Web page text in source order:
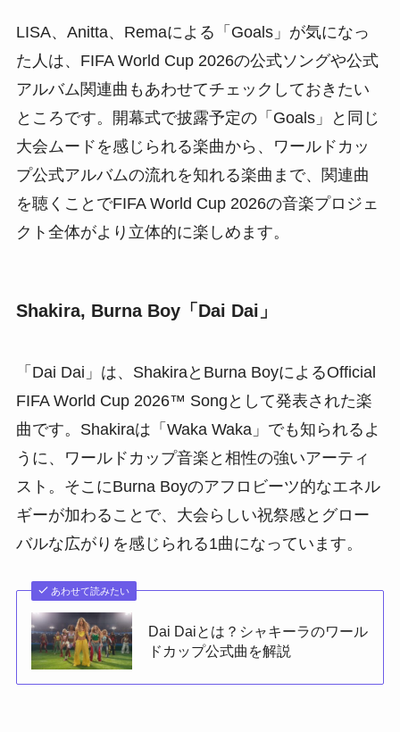
LISA、Anitta、Remaによる「Goals」が気になっ
た人は、FIFA World Cup 2026の公式ソングや公式
アルバム関連曲もあわせてチェックしておきたい
ところです。開幕式で披露予定の「Goals」と同じ
大会ムードを感じられる楽曲から、ワールドカッ
プ公式アルバムの流れを知れる楽曲まで、関連曲
を聴くことでFIFA World Cup 2026の音楽プロジェ
クト全体がより立体的に楽しめます。
Shakira, Burna Boy「Dai Dai」
「Dai Dai」は、ShakiraとBurna BoyによるOfficial
FIFA World Cup 2026™ Songとして発表された楽
曲です。Shakiraは「Waka Waka」でも知られるよ
うに、ワールドカップ音楽と相性の強いアーティ
スト。そこにBurna Boyのアフロビーツ的なエネル
ギーが加わることで、大会らしい祝祭感とグロー
バルな広がりを感じられる1曲になっています。
あわせて読みたい
Dai Daiとは？シャキーラのワール
ドカップ公式曲を解説